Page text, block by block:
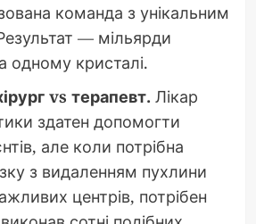
команда з унікальним
— мільярди
одному кристалі.
vs терапевт. Лікар
здатен допомогти
але коли потрібна
з видаленням пухлини
центрів, потрібен